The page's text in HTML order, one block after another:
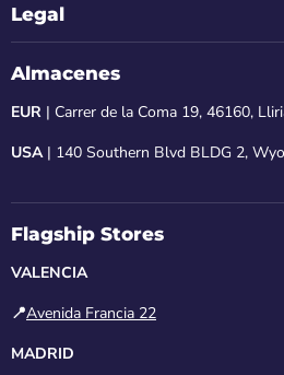
Legal
Almacenes
EUR | Carrer de la Coma 19, 46160,
USA| 140 Southern Blvd BLDG 2,
Flagship Stores
VALENCIA
📍Avenida Francia 22
MADRID